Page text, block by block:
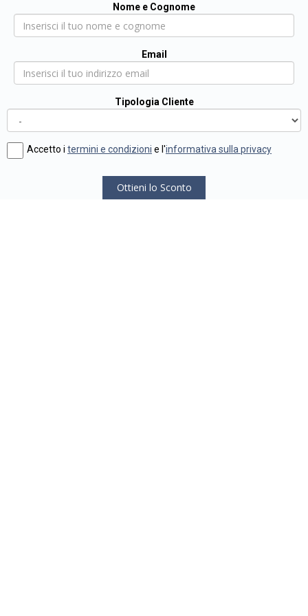
Nome e Cognome
Email
Tipologia Cliente
Accetto i termini e condizioni e l'informativa sulla privacy
Ottieni lo Sconto